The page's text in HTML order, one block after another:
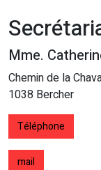
Mme.
Chemin de la
1038 Bercher
Téléphone
mail